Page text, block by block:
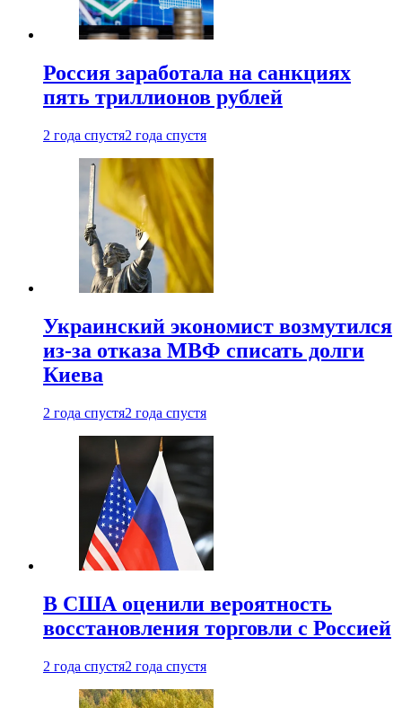
Россия заработала на санкциях
пять триллионов рублей
2 года спустя2 года спустя
Украинский экономист возмутился
из-за отказа МВФ списать долги
Киева
2 года спустя2 года спустя
В США оценили вероятность
восстановления торговли с Россией
2 года спустя2 года спустя